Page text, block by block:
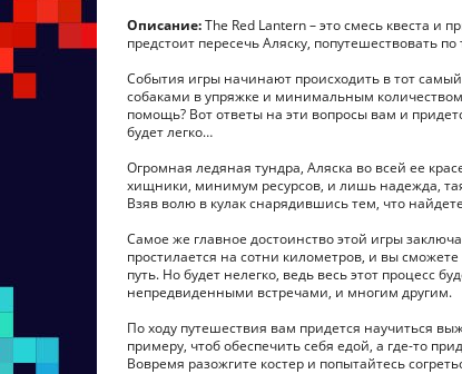
Описание:The Red Lantern – это смесь квеста
предстоит пересечь Аляску, попутешествовать
События игры начинают происходить в тот
собаками в упряжке и минимальным
помощь? Вот ответы на эти вопросы вам и
будет легко…
Огромная ледяная тундра, Аляска во всей ее
хищники, минимум ресурсов, и лишь надежда,
Взяв волю в кулак снарядившись тем, что
Самое же главное достоинство этой игры
простилается на сотни километров, и вы
путь. Но будет нелегко, ведь весь этот процесс
непредвиденными встречами, и многим другим.
По ходу путешествия вам придется научиться
примеру, чтоб обеспечить себя едой, а где-то
Вовремя разожгите костер и попытайтесь